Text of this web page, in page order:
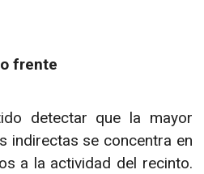
frente
detectar que la mayor
indirectas se concentra en
a la actividad del recinto.